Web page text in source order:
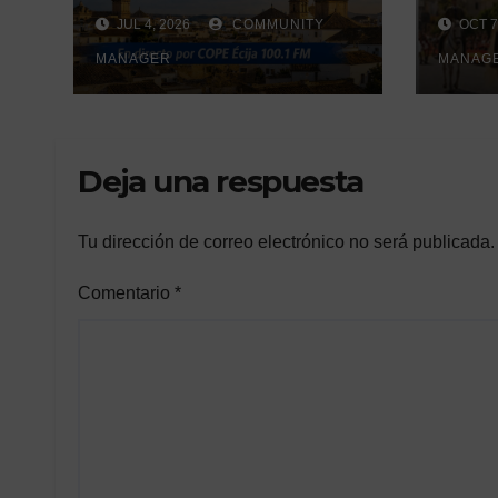
un fugitivo
reclamado por
narcotráfico tras no
regresar a prisión
JUL 4, 2026 COMMUNITY
MANAGER
OCT
Deja una respuesta
Tu dirección de correo electrónico no será publicada.
Comentario *